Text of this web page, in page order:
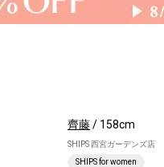
齊藤/ 158cm
SHIPS 西宮ガーデンズ店
SHIPS for women